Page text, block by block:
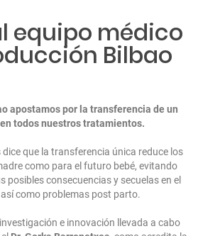
equipo médico
Bilbao
apostamos por la transferencia de un
todos nuestros tratamientos.
que la transferencia única reduce los
como para el futuro bebé, evitando
posibles consecuencias y secuelas en el
como problemas post parto.
e innovación llevada a cabo